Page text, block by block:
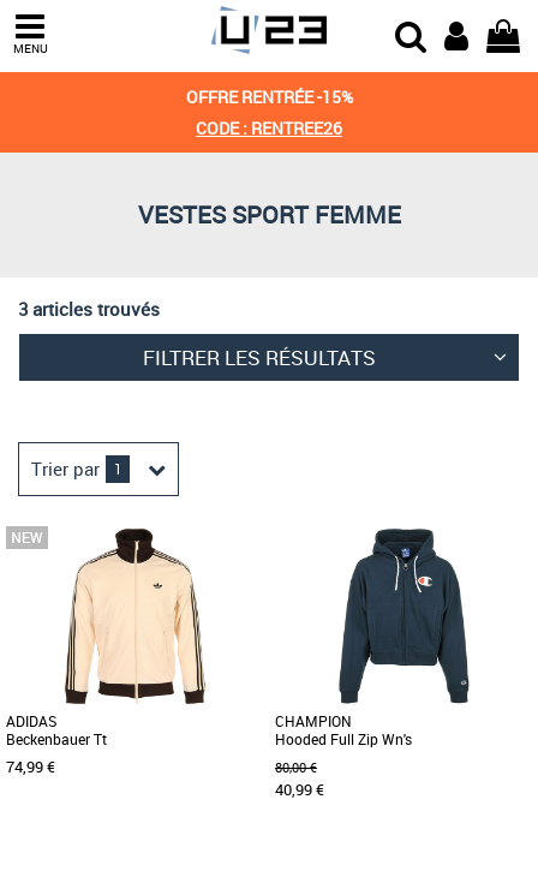
MENU
OFFRE RENTRÉE -15%
CODE : RENTREE26
VESTES SPORT FEMME
3 articles trouvés
FILTRER LES RÉSULTATS
Trier par 1
Trier par
Derniers arrivages
Meilleures remises
ADIDAS
Beckenbauer Tt
74,99 €
CHAMPION
Hooded Full Zip Wn's
80,00 €
40,99 €